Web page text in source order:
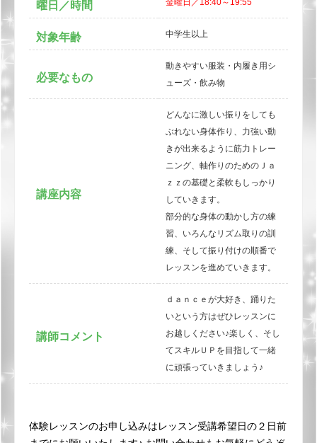
曜日／時間
対象年齢 中学生以上
必要なもの
動きやすい服装・内履き用シ
ューズ・飲み物
講座内容
どんなに激しい振りをしても
ぶれない身体作り、力強い動
きが出来るように筋力トレー
ニング、軸作りのためのＪａ
ｚｚの基礎と柔軟もしっかり
していきます。
部分的な身体の動かし方の練
習、いろんなリズム取りの訓
練、そして振り付けの順番で
レッスンを進めていきます。
講師コメント
ｄａｎｃｅが大好き、踊りた
いという方はぜひレッスンに
お越しください♪楽しく、そし
てスキルＵＰを目指して一緒
に頑張っていきましょう♪
体験レッスンのお申し込みはレッスン受講希望日の２日前